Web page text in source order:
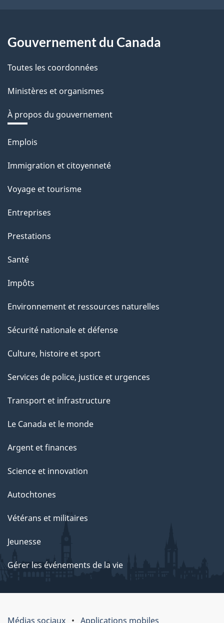
Gouvernement du Canada
Toutes les coordonnées
Ministères et organismes
À propos du gouvernement
Thèmes
sujets
Emplois
Immigration et citoyenneté
Voyage et tourisme
Entreprises
Prestations
Santé
Impôts
Environnement et ressources naturelles
Sécurité nationale et défense
Culture, histoire et sport
Services de police, justice et urgences
Transport et infrastructure
Le Canada et le monde
Argent et finances
Science et innovation
Autochtones
Vétérans et militaires
Jeunesse
Gérer les événements de la vie
Médias sociaux Applications mobiles